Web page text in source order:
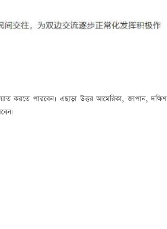
করতে পারবেন। এছাড়া উত্তর আমেরিকা, জাপান, দক্ষিণ